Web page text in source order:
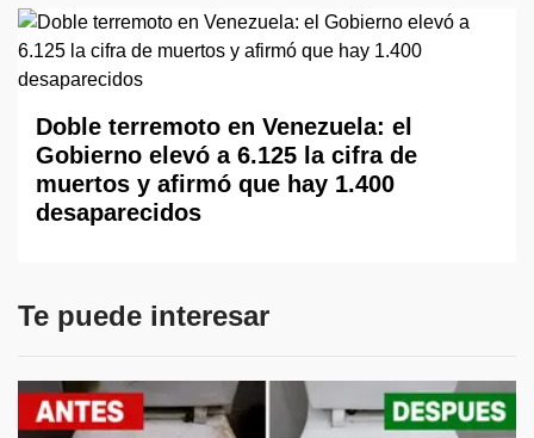
Doble terremoto en Venezuela: el
Gobierno elevó a 6.125 la cifra de
muertos y afirmó que hay 1.400
desaparecidos
Te puede interesar